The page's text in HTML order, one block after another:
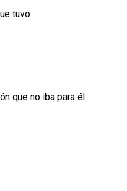
tuvo.
que no iba para él.